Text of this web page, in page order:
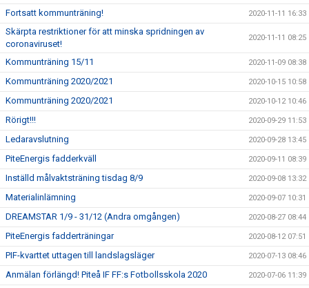
Fortsatt kommunträning! 2020-11-11 16:33
Skärpta restriktioner för att minska spridningen av
coronaviruset!
2020-11-11 08:25
Kommunträning 15/11 2020-11-09 08:38
Kommunträning 2020/2021 2020-10-15 10:58
Kommunträning 2020/2021 2020-10-12 10:46
Rörigt!!! 2020-09-29 11:53
Ledaravslutning 2020-09-28 13:45
PiteEnergis fadderkväll 2020-09-11 08:39
Inställd målvaktsträning tisdag 8/9 2020-09-08 13:32
Materialinlämning 2020-09-07 10:31
DREAMSTAR 1/9 - 31/12 (Andra omgången) 2020-08-27 08:44
PiteEnergis fadderträningar 2020-08-12 07:51
PIF-kvarttet uttagen till landslagsläger 2020-07-13 08:46
Anmälan förlängd! Piteå IF FF:s Fotbollsskola 2020 2020-07-06 11:39